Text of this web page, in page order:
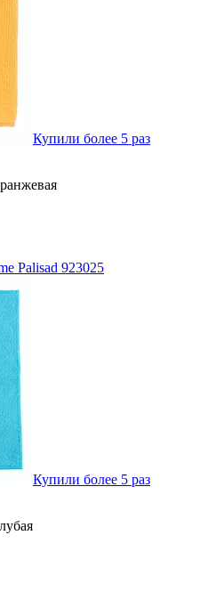
Купили более 5 раз
Palisad 923025
Купили более 5 раз